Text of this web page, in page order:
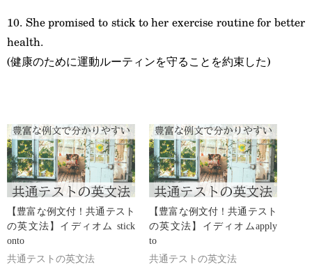
10. She promised to stick to her exercise routine for better
health.
(健康のために運動ルーティンを守ることを約束した)
【豊富な例文付！共通テスト
の英文法】イディオム stick
onto
共通テストの英文法
【豊富な例文付！共通テスト
の英文法】イディオムapply
to
共通テストの英文法